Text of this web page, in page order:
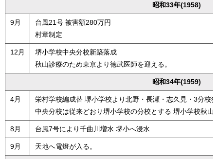
昭和33年(1958)
9月
台風21号 被害額280万円
村章制定
12月
堺小学校中央分校新築落成
秋山診療のため東京より徳武医師を迎える。
昭和34年(1959)
4月
栄村学校編成替 堺小学校より北野・長瀬・志久見・3分校
中央分校は従来どおり堺小学校の分校とする 堺小学校秋山
8月 台風7号により千曲川増水 堺小へ浸水
9月 天地へ電燈が入る。